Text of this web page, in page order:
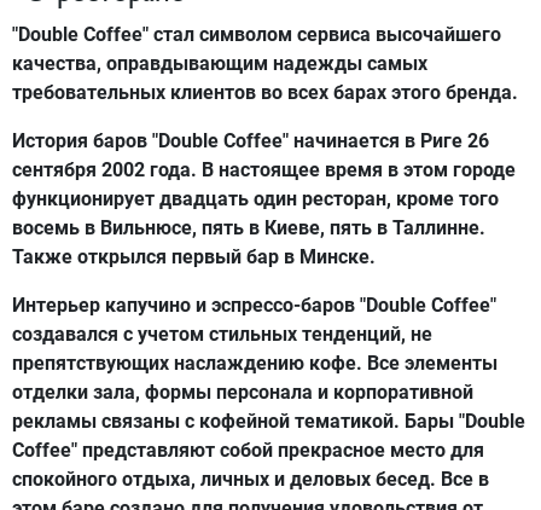
"Double Coffee" стал символом сервиса высочайшего
качества, оправдывающим надежды самых
требовательных клиентов во всех барах этого бренда.
История баров "Double Coffee" начинается в Риге 26
сентября 2002 года. В настоящее время в этом городе
функционирует двадцать один ресторан, кроме того
восемь в Вильнюсе, пять в Киеве, пять в Таллинне.
Также открылся первый бар в Минске.
Интерьер капучино и эспрессо-баров "Double Coffee"
создавался с учетом стильных тенденций, не
препятствующих наслаждению кофе. Все элементы
отделки зала, формы персонала и корпоративной
рекламы связаны с кофейной тематикой. Бары "Double
Coffee" представляют собой прекрасное место для
спокойного отдыха, личных и деловых бесед. Все в